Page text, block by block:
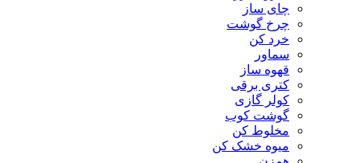
چای ساز
چرخ گوشت
خرد کن
سماور
قهوه ساز
کتری برقی
کولر گازی
گوشت کوب
مخلوط کن
میوه خشک کن